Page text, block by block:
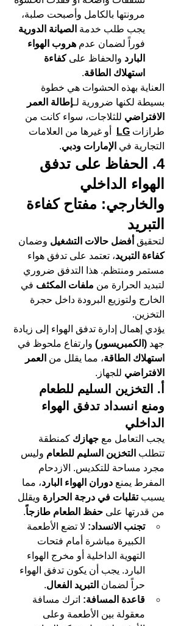
مرونتها بالكامل وأصبحت صلبة،
يجب طلب خدمة الصيانة الدورية
فوراً لضمان عدم هروب الهواء
البارد والحفاظ على كفاءة
استهلاك الطاقة.
العناية بهذه الحشوات هي خطوة
بسيطة لكنها ضرورية لـإطالة العمر
الافتراضي للثلاجات، سواء كانت من
طرازات LG
أو غيرها من العلامات
التجارية في الإمارات ودبي.
4. الحفاظ على تدفق
الهواء الداخلي
والخارجي: مفتاح كفاءة
التبريد
لتحقيق أفضل حالات التشغيل وضمان
كفاءة التبريد، تعتمد على تدفق هواء
مستمر ومنتظم. هذا التدفق ضروري
لتبديد الحرارة من ملفات المكثف في
الخارج ولتوزيع البرودة داخل حجرة
التخزين.
يؤدي إهمال إدارة تدفق الهواء إلى زيادة
جهد (الكمبريسور) وارتفاع ملحوظ في
استهلاك الطاقة، مما يقلل من العمر
الافتراضي للجهاز.
أ. التخزين السليم للطعام
ومنع انسداد تدفق الهواء
الداخلي
يجب التعامل مع جهازك كمنطقة
تتطلب التخزين السليم للطعام وليس
مجرد مساحة للتكديس. الازدحام
المفرط يمنع دوران الهواء البارد، مما
يسبب تقلبات في درجة الحرارة ويقلل
من قدرتها على حفظ الطعام طازجاً.
تجنب الانسداد: لا تضع الأطعمة
الكبيرة مباشرة أمام فتحات
التهوية الداخلية أو مخرج الهواء
البارد. يجب أن يكون تدفق الهواء
حراً لضمان التبريد الفعال.
قاعدة المسافة: اترك مسافة
معقولة بين الأطعمة وعلى